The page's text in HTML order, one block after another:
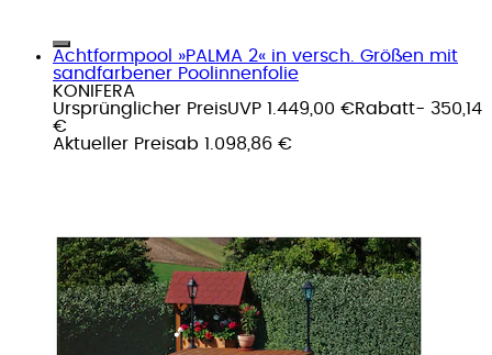
Achtformpool »PALMA 2« in versch. Größen mit
sandfarbener Poolinnenfolie
KONIFERA
Ursprünglicher PreisUVP 1.449,00 €Rabatt- 350,14
€
Aktueller Preisab 1.098,86 €